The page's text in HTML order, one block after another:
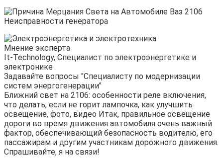
Мнение эксперта
It-Technology, Cпециалист по электроэнергетике и
электронике
Задавайте вопросы "Специалисту по модернизации
систем энергогенерации"
Ближний свет на 2106: особенности реле включения,
что делать, если не горит лампочка, как улучшить
освещение, фото, видео Итак, правильное освещение
дороги во время движения автомобиля очень важный
фактор, обеспечивающий безопасность водителю, его
пассажирам и другим участникам дорожного движения.
Спрашивайте, я на связи!